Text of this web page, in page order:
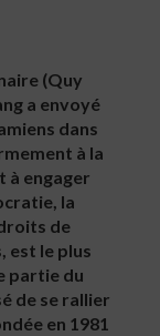
(Quy
a envoyé
dans
à la
à engager
la
de
est le plus
partie du
de se rallier
en 1981